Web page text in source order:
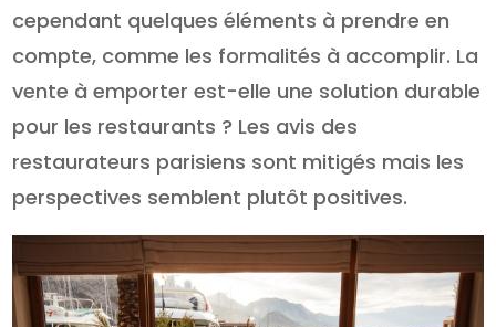
cependant quelques éléments à prendre en
compte, comme les formalités à accomplir. La
vente à emporter est-elle une solution durable
pour les restaurants ? Les avis des
restaurateurs parisiens sont mitigés mais les
perspectives semblent plutôt positives.